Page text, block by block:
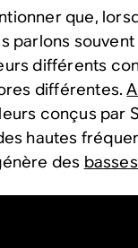
que,
parlons
différents
différentes.
conçus par
hautes
des